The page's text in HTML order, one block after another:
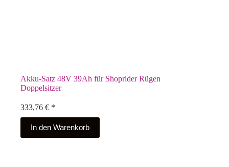
Akku-Satz 48V 39Ah für Shoprider Rügen
Doppelsitzer
333,76 € *
In den Warenkorb